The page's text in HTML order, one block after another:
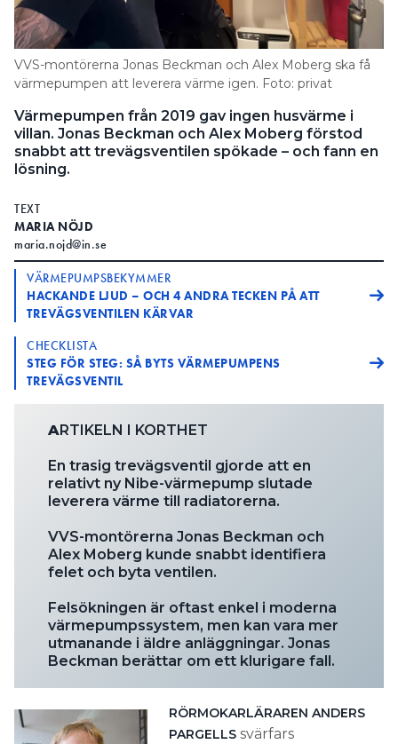
Information om GDPR
Search for:
SEARCH
VVS-montörerna Jonas Beckman och Alex Moberg ska få
värmepumpen att leverera värme igen. Foto: privat
Värmepumpen från 2019 gav ingen husvärme i
villan. Jonas Beckman och Alex Moberg förstod
snabbt att trevägsventilen spökade – och fann en
lösning.
TEXT
MARIA NÖJD
maria.nojd@in.se
VÄRMEPUMPSBEKYMMER
HACKANDE LJUD – OCH 4 ANDRA TECKEN PÅ ATT
TREVÄGSVENTILEN KÄRVAR
CHECKLISTA
STEG FÖR STEG: SÅ BYTS VÄRMEPUMPENS
TREVÄGSVENTIL
ARTIKELN I KORTHET
En trasig trevägsventil gjorde att en
relativt ny Nibe-värmepump slutade
leverera värme till radiatorerna.
VVS-montörerna Jonas Beckman och
Alex Moberg kunde snabbt identifiera
felet och byta ventilen.
Felsökningen är oftast enkel i moderna
värmepumpssystem, men kan vara mer
utmanande i äldre anläggningar. Jonas
Beckman berättar om ett klurigare fall.
RÖRMOKARLÄRAREN ANDERS
PARGELLS svärfars